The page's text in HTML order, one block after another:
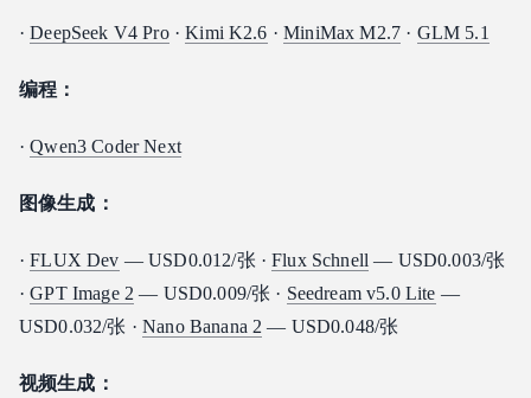
·DeepSeek V4 Pro·Kimi K2.6 ·MiniMax M2.7 · GLM 5.1
编程：
·Qwen3 Coder Next
图像生成：
·FLUX Dev — USD0.012/张 ·Flux Schnell — USD0.003/张
·GPT Image 2 — USD0.009/张 · Seedream v5.0 Lite —
USD0.032/张 ·Nano Banana 2 — USD0.048/张
视频生成：